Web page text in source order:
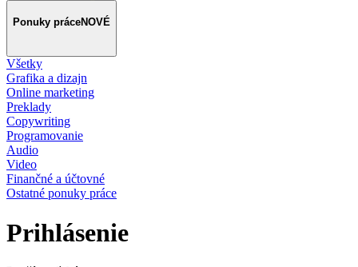
Ponuky práceNOVÉ
Všetky
Grafika a dizajn
Online marketing
Preklady
Copywriting
Programovanie
Audio
Video
Finančné a účtovné
Ostatné ponuky práce
Prihlásenie